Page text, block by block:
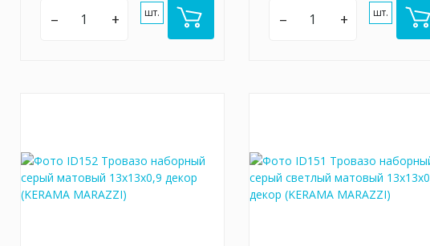
– + шт. – + шт.